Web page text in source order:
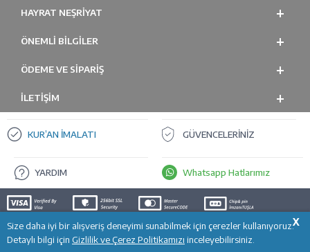
X
Size daha iyi bir alışveriş deneyimi sunabilmek için çerezler kullanıyoruz.
Detaylı bilgi için Gizlilik ve Çerez Politikamızı inceleyebilirsiniz.
SEPETE EKLE
HAYRAT NEŞRIYAT
ÖNEMLI BILGILER
ÖDEME VE SİPARİŞ
İLETİŞİM
KUR’AN İMALATI GÜVENCELERİNİZ
YARDIM Whatsapp Hatlarımız
T-SoftE-TicaretSistemleriyle Hazırlanmıştır.